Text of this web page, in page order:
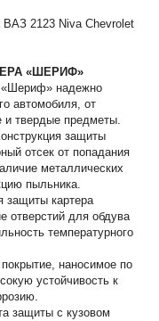
ВАЗ 2123 Niva Chevrolet
«ШЕРИФ»
«Шериф» надежно
автомобиля, от
и твердые предметы.
защиты
отсек от попадания
металлических
пыльника.
защиты картера
отверстий для обдува
температурного
наносимое по
устойчивость к
защиты с кузовом